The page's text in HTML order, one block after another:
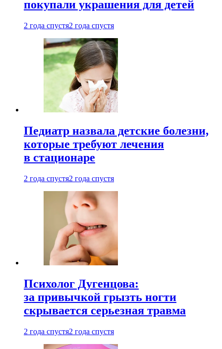
покупали украшения для детей
2 года спустя2 года спустя
Педиатр назвала детские болезни,
которые требуют лечения
в стационаре
2 года спустя2 года спустя
Психолог Дугенцова:
за привычкой грызть ногти
скрывается серьезная травма
2 года спустя2 года спустя